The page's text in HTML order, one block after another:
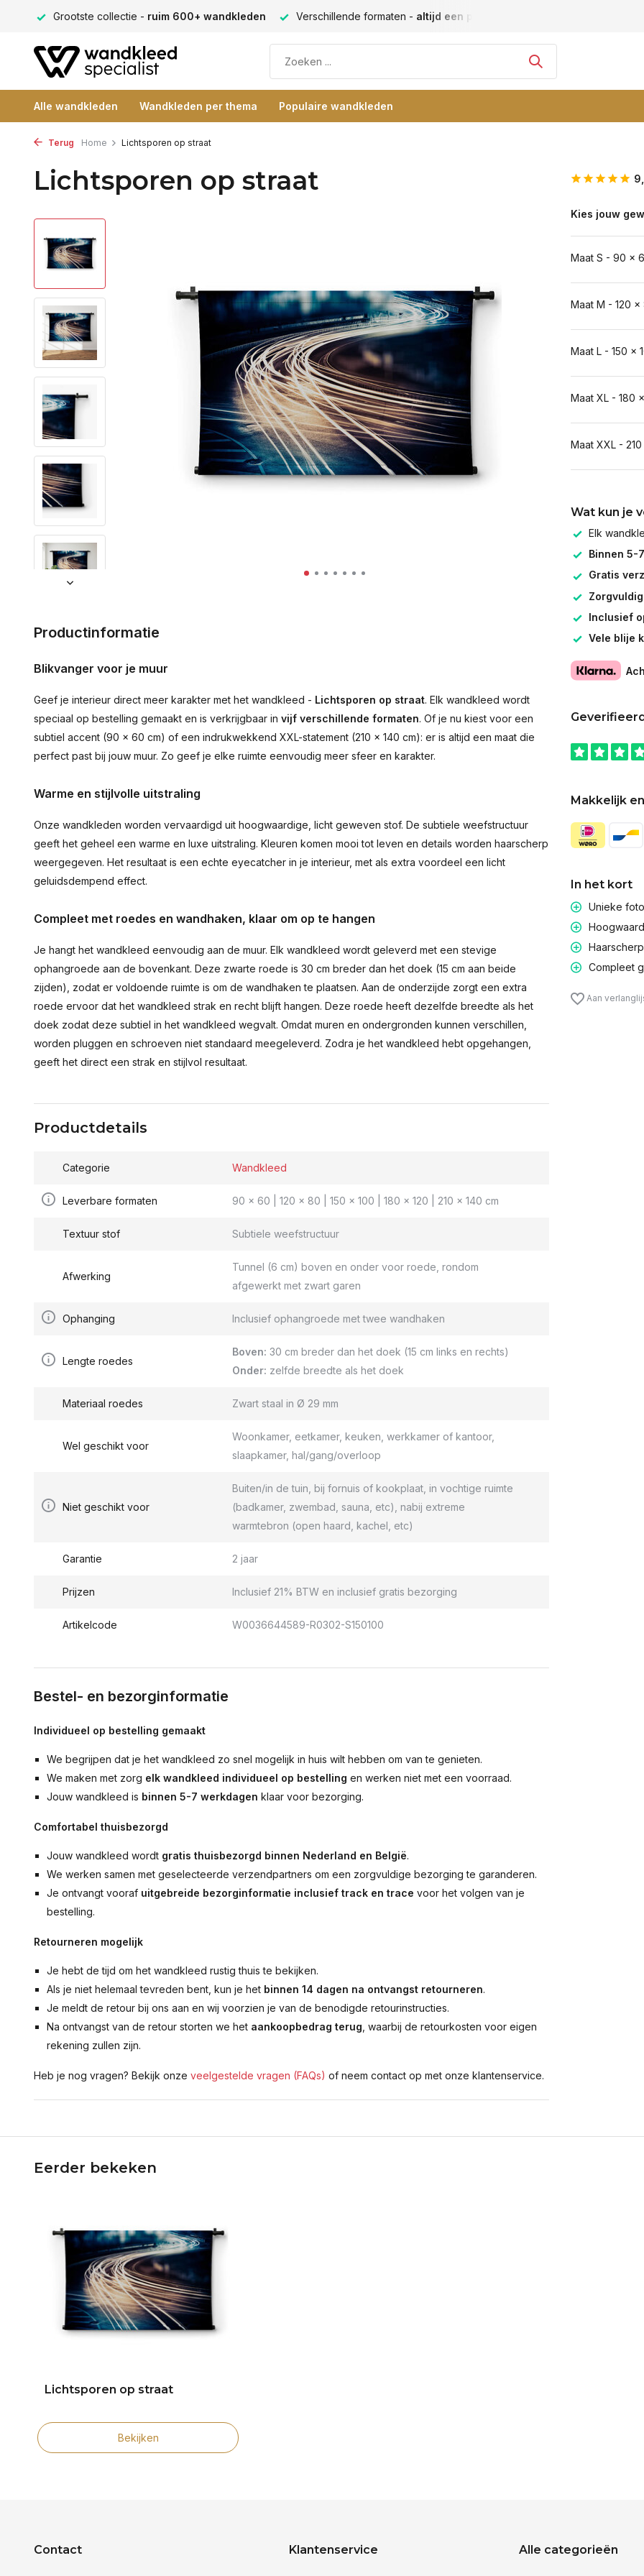
-ruim 600+ wandkleden Verschillende formaten -altijd een passende maat Vele blije klanten -
Alle wandkleden Wandkleden per thema Populaire wandkleden
Terug Home Lichtsporen op straat
Lichtsporen op straat
Productinformatie
Blikvanger voor je muur
Geef je interieur direct meer karakter met het wandkleed - Lichtsporen op straat. Elk wandkleed wordt
speciaal op bestelling gemaakt en is verkrijgbaar in vijf verschillende formaten. Of je nu kiest voor een
subtiel accent (90 × 60 cm) of een indrukwekkend XXL-statement (210 × 140 cm): er is altijd een maat die
perfect past bij jouw muur. Zo geef je elke ruimte eenvoudig meer sfeer en karakter.
Warme en stijlvolle uitstraling
Onze wandkleden worden vervaardigd uit hoogwaardige, licht geweven stof. De subtiele weefstructuur
geeft het geheel een warme en luxe uitstraling. Kleuren komen mooi tot leven en details worden haarscherp
weergegeven. Het resultaat is een echte eyecatcher in je interieur, met als extra voordeel een licht
geluidsdempend effect.
Compleet met roedes en wandhaken, klaar om op te hangen
Je hangt het wandkleed eenvoudig aan de muur. Elk wandkleed wordt geleverd met een stevige
ophangroede aan de bovenkant. Deze zwarte roede is 30 cm breder dan het doek (15 cm aan beide
zijden), zodat er voldoende ruimte is om de wandhaken te plaatsen. Aan de onderzijde zorgt een extra
roede ervoor dat het wandkleed strak en recht blijft hangen. Deze roede heeft dezelfde breedte als het
doek zodat deze subtiel in het wandkleed wegvalt. Omdat muren en ondergronden kunnen verschillen,
worden pluggen en schroeven niet standaard meegeleverd. Zodra je het wandkleed hebt opgehangen,
geeft het direct een strak en stijlvol resultaat.
Productdetails
Categorie Wandkleed
Leverbare formaten 90 x 60 | 120 x 80 | 150 x 100 | 180 x 120 | 210 x 140 cm
Textuur stof Subtiele weefstructuur
Afwerking
Tunnel (6 cm) boven en onder voor roede, rondom
afgewerkt met zwart garen
Ophanging Inclusief ophangroede met twee wandhaken
Lengte roedes
Boven: 30 cm breder dan het doek (15 cm links en rechts)
Onder: zelfde breedte als het doek
Materiaal roedes Zwart staal in Ø 29 mm
Wel geschikt voor
Woonkamer, eetkamer, keuken, werkkamer of kantoor,
slaapkamer, hal/gang/overloop
Niet geschikt voor
Buiten/in de tuin, bij fornuis of kookplaat, in vochtige ruimte
(badkamer, zwembad, sauna, etc), nabij extreme
warmtebron (open haard, kachel, etc)
Garantie 2 jaar
Prijzen Inclusief 21% BTW en inclusief gratis bezorging
Artikelcode W0036644589-R0302-S150100
Bestel- en bezorginformatie
Individueel op bestelling gemaakt
We begrijpen dat je het wandkleed zo snel mogelijk in huis wilt hebben om van te genieten.
We maken met zorg elk wandkleed individueel op bestelling en werken niet met een voorraad.
Jouw wandkleed is binnen 5-7 werkdagen klaar voor bezorging.
Comfortabel thuisbezorgd
Jouw wandkleed wordt gratis thuisbezorgd binnen Nederland en België.
We werken samen met geselecteerde verzendpartners om een zorgvuldige bezorging te garanderen.
Je ontvangt vooraf uitgebreide bezorginformatie inclusief track en trace voor het volgen van je
bestelling.
Retourneren mogelijk
Je hebt de tijd om het wandkleed rustig thuis te bekijken.
Als je niet helemaal tevreden bent, kun je het binnen 14 dagen na ontvangst retourneren.
Je meldt de retour bij ons aan en wij voorzien je van de benodigde retourinstructies.
Na ontvangst van de retour storten we het aankoopbedrag terug , waarbij de retourkosten voor eigen
rekening zullen zijn.
Heb je nog vragen? Bekijk onze veelgestelde vragen (FAQs) of neem contact op met onze klantenservice.
Kies jouw
Maat S - 90 x
Maat M - 120 x
Maat L - 150 x
Maat XL - 180
Maat XXL -
Wat kun je
Elk
Binnen 5-
Gratis
Inclusief
Vele blije
Makkelijk
In het kort
Unieke
Compleet
Aan
Eerder bekeken
Lichtsporen op straat
Bekijken
Contact Klantenservice Alle categorieën